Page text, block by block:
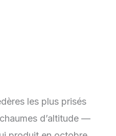
les plus prisés
d’altitude —